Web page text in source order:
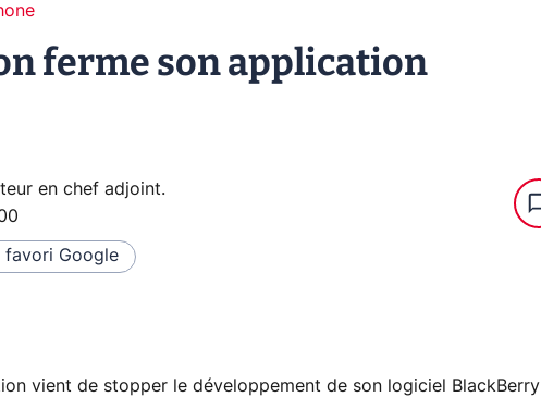
ferme son application
en chef adjoint.
favori Google
vient de stopper le développement de son logiciel BlackBerry